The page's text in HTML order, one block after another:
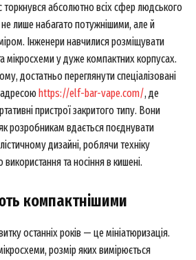
торкнувся абсолютно всіх сфер людського
лише набагато потужнішими, але й
Інженери навчилися розміщувати
мікросхеми у дуже компактних корпусах.
достатньо переглянути спеціалізовані
адресоюhttps://elf-bar-vape.com/, де
пристрої закритого типу. Вони
розробникам вдається поєднувати
дизайні, роблячи техніку
та носіння в кишені.
компактнішими
останніх років — це мініатюризація.
розмір яких вимірюється